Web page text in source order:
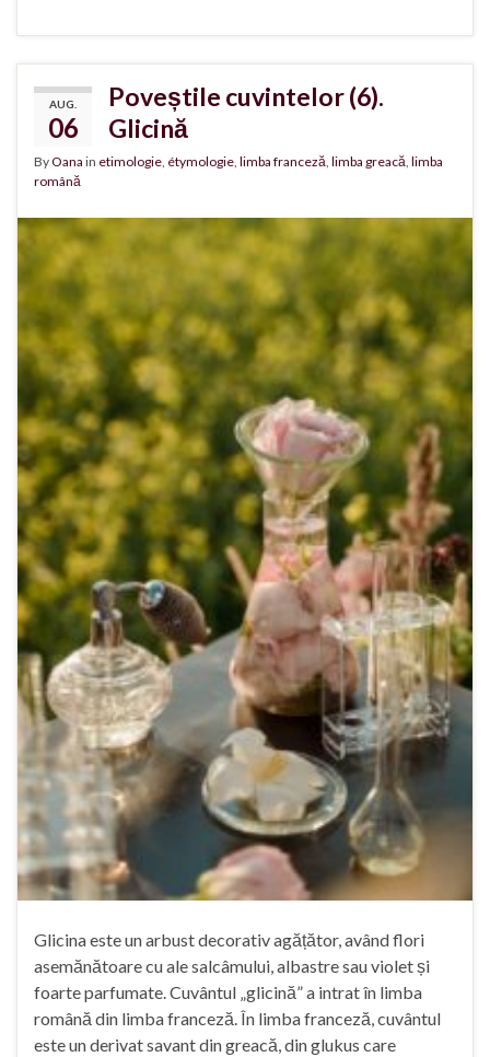
AUG.
06
Poveștile cuvintelor (6).
Glicină
ByOana in etimologie, étymologie, limba franceză, limba greacă, limba
română
Glicina este un arbust decorativ agățător, având flori
asemănătoare cu ale salcâmului, albastre sau violet și
foarte parfumate. Cuvântul „glicină” a intrat în limba
română din limba franceză. În limba franceză, cuvântul
este un derivat savant din greacă, din glukus care